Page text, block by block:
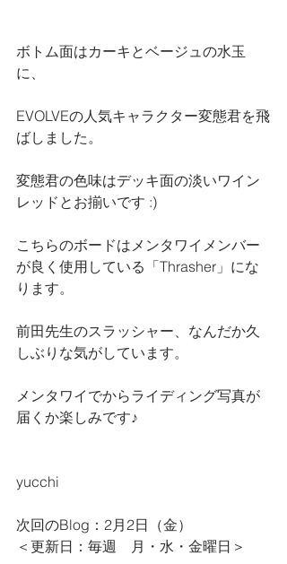
ボトム面はカーキとベージュの水玉
に、
EVOLVEの人気キャラクター変態君を飛
ばしました。
変態君の色味はデッキ面の淡いワイン
レッドとお揃いです :)
こちらのボードはメンタワイメンバー
が良く使用している「Thrasher」にな
ります。
前田先生のスラッシャー、なんだか久
しぶりな気がしています。
メンタワイでからライディング写真が
届くか楽しみです♪
yucchi
次回のBlog：2月2日（金）
＜更新日：毎週　月・水・金曜日＞